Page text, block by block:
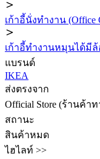
เก้าอี้นั่งทำงาน (Office
เก้าอี้ทำงานหมุนได้มีล้
แบรนด์
IKEA
ส่งตรงจาก
Official Store (ร้านค้า
สถานะ
สินค้าหมด
ไฮไลท์ >>